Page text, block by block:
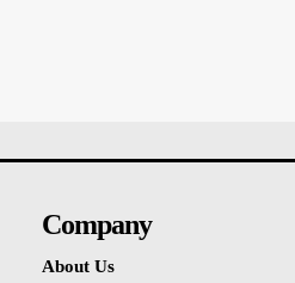
Company
About Us